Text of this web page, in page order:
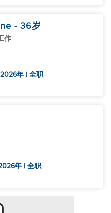
- 36岁
作
年 | 全职
年 | 全职